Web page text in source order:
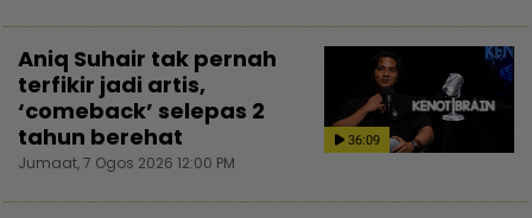
36:09
Aniq Suhair tak pernah
terfikir jadi artis,
‘comeback’ selepas 2
tahun berehat
Jumaat, 7 Ogos 2026 12:00 PM